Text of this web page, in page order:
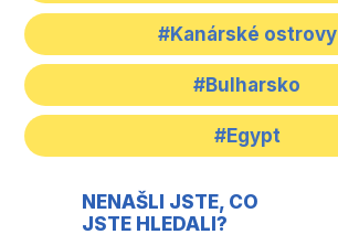
#Kanárské ostrovy
#Bulharsko
#Egypt
NENAŠLI JSTE, CO
JSTE HLEDALI?